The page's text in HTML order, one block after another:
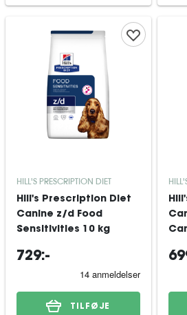
HILL'S PRESCRIPTION DIET
Hill's Prescription Diet
Canine z/d Food
Sensitivities 10 kg
729:-
TILFØJE